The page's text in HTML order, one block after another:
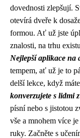
dovednosti zlepšují.
otevírá dveře k
formou. Ať už jste
znalosti, na trhu
Nejlepší aplikace na
tempem, ať už je to
delší lekce, když
konverzujete s lidmi
písní nebo s jistotou
vše a mnohem více
ruky. Začněte s